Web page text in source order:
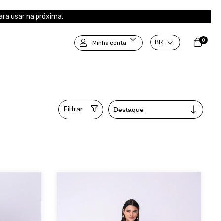
usar na próxima.
Minha conta 0
Filtrar